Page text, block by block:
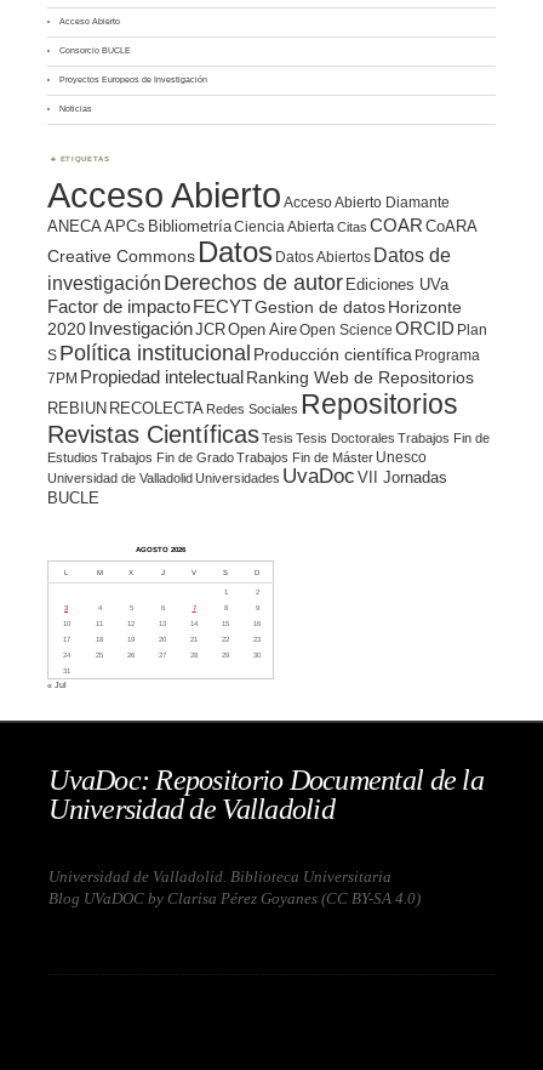
Acceso Abierto
Consorcio BUCLE
Proyectos Europeos de Investigación
Noticias
ETIQUETAS
Acceso Abierto Acceso Abierto Diamante
ANECAAPCs BibliometríaCiencia Abierta Citas COAR CoARA
Creative Commons Datos Datos Abiertos Datos de
investigación Derechos de autor Ediciones UVa
Factor de impacto FECYTGestion de datosHorizonte
2020 InvestigaciónJCROpen AireOpen Science ORCID Plan
S Política institucional Producción científica Programa
7PM Propiedad intelectualRanking Web de Repositorios
REBIUN RECOLECTA Redes Sociales Repositorios
Revistas CientíficasTesis Tesis Doctorales Trabajos Fin de
Estudios Trabajos Fin de GradoTrabajos Fin de Máster Unesco
Universidad de Valladolid Universidades UvaDoc VII Jornadas
BUCLE
AGOSTO 2026
L M X J V S D
1
2
3
4 5 6 7 8
9
10
11 12 13 14 15
16
17
18 19 20 21 22
23
24
25 26 27 28 29
30
31
« Jul
UvaDoc: Repositorio Documental de la
Universidad de Valladolid
Universidad de Valladolid. Biblioteca Universitaria
Blog UVaDOC by Clarisa Pérez Goyanes (CC BY-SA 4.0)